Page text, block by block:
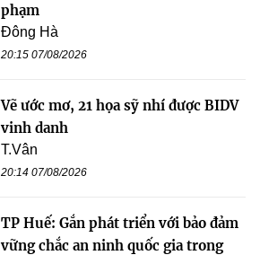
phạm
Đông Hà
20:15 07/08/2026
Vẽ ước mơ, 21 họa sỹ nhí được BIDV
vinh danh
T.Vân
20:14 07/08/2026
TP Huế: Gắn phát triển với bảo đảm
vững chắc an ninh quốc gia trong